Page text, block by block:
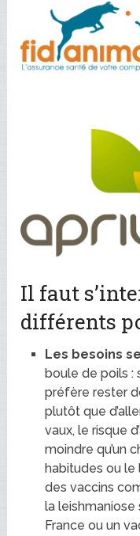
Il faut
différents
Les besoins
boule de poils :
préfère rester
plutôt que
vaux, le risque
moindre qu’un
habitudes ou
des vaccins
la leishmaniose
France ou un